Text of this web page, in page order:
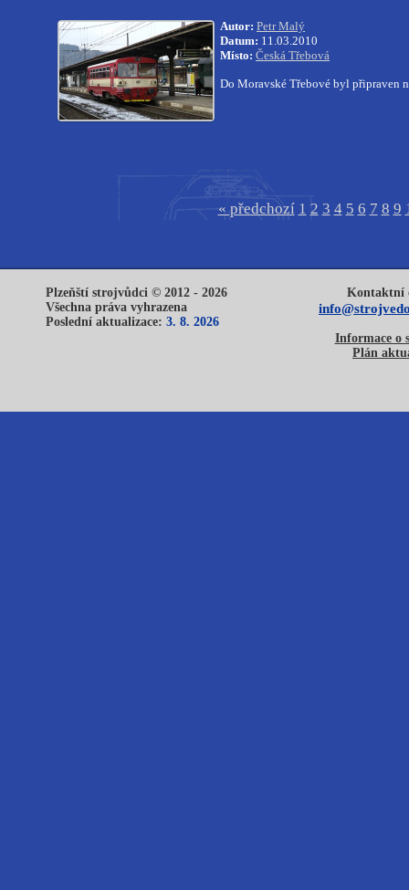
Autor: Petr Malý
Datum: 11.03.2010
Místo: Česká Třebová
Do Moravské Třebové byl připraven
« předchozí 1 2 3 4 5 6 7 8 9
Plzeňští strojvůdci © 2012 - 2026
Všechna práva vyhrazena
Poslední aktualizace: 3. 8. 2026
Kontaktní
Informace o
Plán